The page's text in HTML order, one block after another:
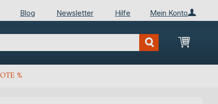
Mein Konto
Blog Newsletter Hilfe
Mein
%